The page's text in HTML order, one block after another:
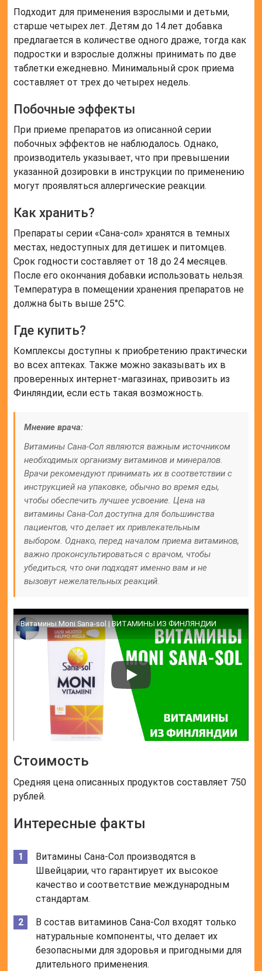
Подходит для применения взрослыми и детьми,
старше четырех лет. Детям до 14 лет добавка
предлагается в количестве одного драже, тогда как
подростки и взрослые должны принимать по две
таблетки ежедневно. Минимальный срок приема
составляет от трех до четырех недель.
Побочные эффекты
При приеме препаратов из описанной серии
побочных эффектов не наблюдалось. Однако,
производитель указывает, что при превышении
указанной дозировки в инструкции по применению
могут проявляться аллергические реакции.
Как хранить?
Препараты серии «Сана-сол» хранятся в темных
местах, недоступных для детишек и питомцев.
Срок годности составляет от 18 до 24 месяцев.
После его окончания добавки использовать нельзя.
Температура в помещении хранения препаратов не
должна быть выше 25°С.
Где купить?
Комплексы доступны к приобретению практически
во всех аптеках. Также можно заказывать их в
проверенных интернет-магазинах, привозить из
Финляндии, если есть такая возможность.
Мнение врача:
Витамины Сана-Сол являются важным источником
необходимых организму витаминов и минералов.
Врачи рекомендуют принимать их в соответствии с
инструкцией на упаковке, обычно во время еды,
чтобы обеспечить лучшее усвоение. Цена на
витамины Сана-Сол доступна для большинства
пациентов, что делает их привлекательным
выбором. Однако, перед началом приема витаминов,
важно проконсультироваться с врачом, чтобы
убедиться, что они подходят именно вам и не
вызовут нежелательных реакций.
Витамины Moni Sana-sol | ВИТАМИНЫ ИЗ ФИНЛЯНДИИ
Стоимость
Средняя цена описанных продуктов составляет 750
рублей.
Интересные факты
Витамины Сана-Сол производятся в
Швейцарии, что гарантирует их высокое
качество и соответствие международным
стандартам.
В состав витаминов Сана-Сол входят только
натуральные компоненты, что делает их
безопасными для здоровья и пригодными для
длительного применения.